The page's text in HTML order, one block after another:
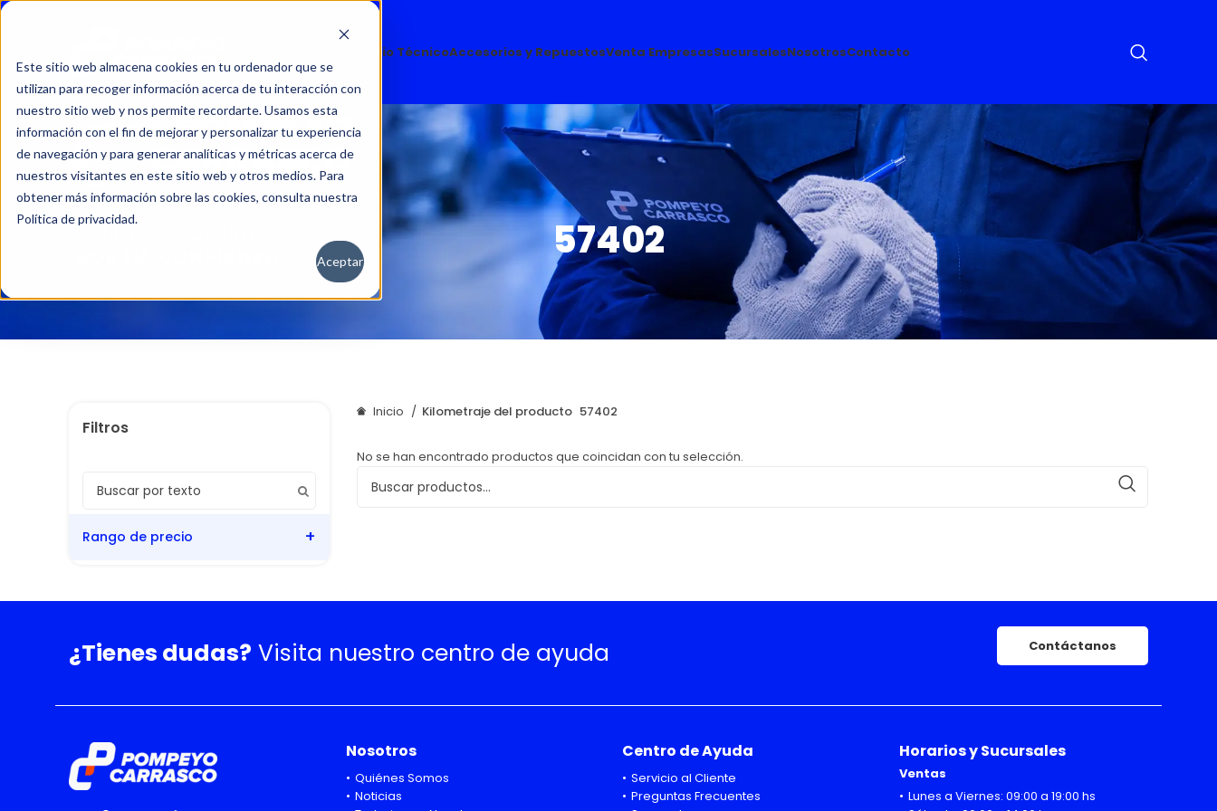
Este sitio web almacena cookies en tu ordenador que se
utilizan para recoger información acerca de tu interacción con
nuestro sitio web y nos permite recordarte. Usamos esta
información con el fin de mejorar y personalizar tu experiencia
de navegación y para generar analíticas y métricas acerca de
nuestros visitantes en este sitio web y otros medios. Para
obtener más información sobre las cookies, consulta nuestra
Política de privacidad.
Aceptar
Servicio TécnicoAccesorios y RepuestosVenta EmpresasSucursalesNosotrosContacto
57402
Rango de precio
Inicio Kilometraje del producto 57402
No se han encontrado productos que coincidan con tu selección.
¿Tienes dudas? Visita nuestro centro de ayuda Contáctanos
Nosotros
Quiénes Somos
Noticias
Centro de Ayuda
Servicio al Cliente
Preguntas Frecuentes
Horarios y Sucursales
Ventas
Lunes a Viernes: 09:00 a 19:00 hs